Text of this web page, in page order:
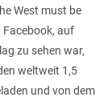
West must be
Facebook, auf
zu sehen war,
weltweit 1,5
und von dem